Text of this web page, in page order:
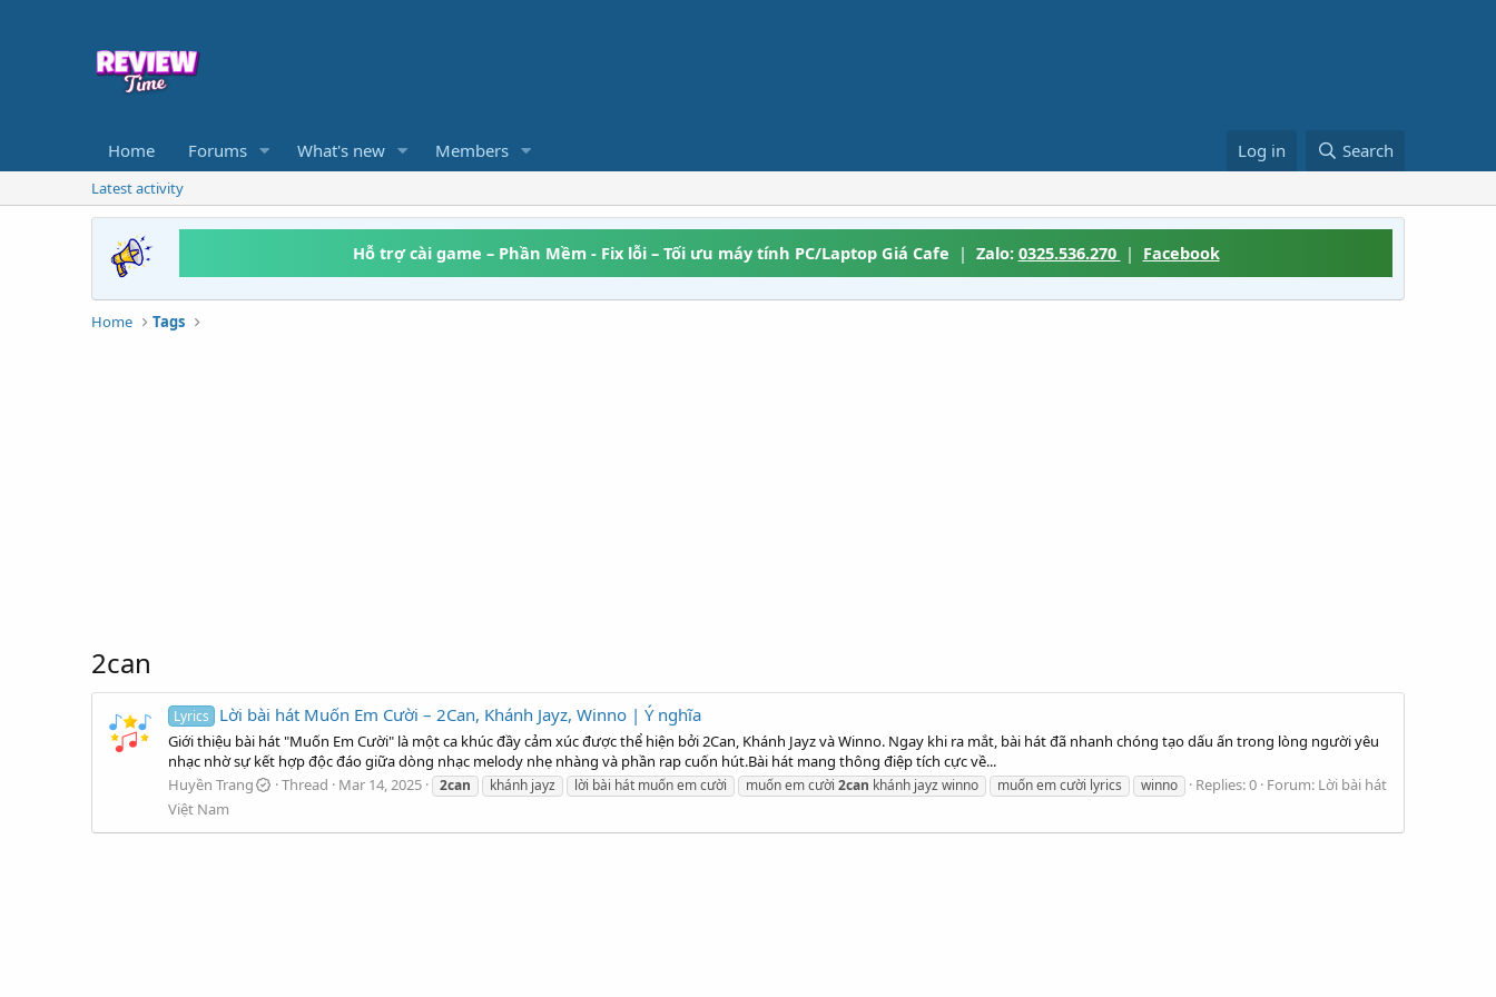
Home Forums What's new Members Log in Search
Latest activity
Hỗ trợ cài game – Phần Mềm - Fix lỗi – Tối ưu máy tính PC/Laptop Giá Cafe | Zalo: 0325.536.270 | Facebook
Home Tags
2can
Lyrics Lời bài hát Muốn Em Cười – 2Can, Khánh Jayz, Winno | Ý nghĩa
Giới thiệu bài hát "Muốn Em Cười" là một ca khúc đầy cảm xúc được thể hiện bởi 2Can, Khánh Jayz và Winno. Ngay khi ra mắt, bài hát đã nhanh chóng tạo dấu ấn trong lòng người yêu
nhạc nhờ sự kết hợp độc đáo giữa dòng nhạc melody nhẹ nhàng và phần rap cuốn hút.Bài hát mang thông điệp tích cực về...
Huyền Trang
Thread Mar 14, 2025 2can khánh jayz lời bài hát muốn em cười muốn em cười2can khánh jayz winno muốn em cười lyrics winno Replies: 0 Forum: Lời bài hát
Việt Nam